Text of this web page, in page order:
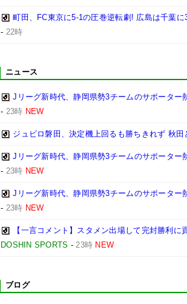
町田、FC東京に5-1の圧巻逆転劇! 広島は千葉
- 22時
ニュース
Jリーグ新時代、静岡県勢3チームのサポータ
- 23時 NEW
ジュビロ磐田、決定機上回るも勝ちきれず 秋
Jリーグ新時代、静岡県勢3チームのサポータ
- 23時 NEW
Jリーグ新時代、静岡県勢3チームのサポータ
- 23時 NEW
【一言コメント】スタメン出場して完封勝利
DOSHIN SPORTS -23時 NEW
ブログ